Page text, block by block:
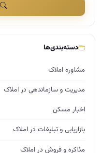
دسته‌بندی‌ها
مشاوره املاک
مدیریت و سازماندهی در املاک
اخبار مسکن
بازاریابی و تبلیغات در املاک
مذاکره و فروش در املاک